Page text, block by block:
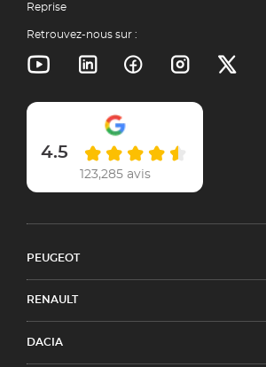
Reprise
Retrouvez-nous sur :
4.5
123,285 avis
PEUGEOT
RENAULT
DACIA